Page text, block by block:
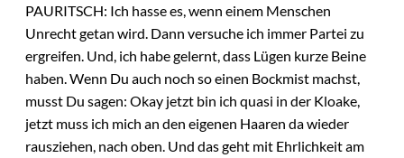
PAURITSCH: Ich hasse es, wenn einem Menschen
Unrecht getan wird. Dann versuche ich immer Partei zu
ergreifen. Und, ich habe gelernt, dass Lügen kurze Beine
haben. Wenn Du auch noch so einen Bockmist machst,
musst Du sagen: Okay jetzt bin ich quasi in der Kloake,
jetzt muss ich mich an den eigenen Haaren da wieder
rausziehen, nach oben. Und das geht mit Ehrlichkeit am